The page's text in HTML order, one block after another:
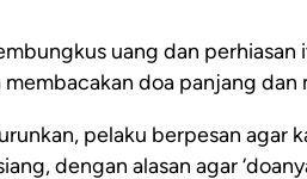
uang dan
doa panjang
pelaku berpesan agar
dengan alasan agar